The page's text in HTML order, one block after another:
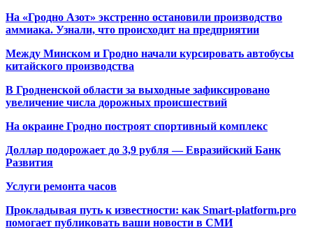
На «Гродно Азот» экстренно остановили производство
аммиака. Узнали, что происходит на предприятии
Между Минском и Гродно начали курсировать автобусы
китайского производства
В Гродненской области за выходные зафиксировано
увеличение числа дорожных происшествий
На окраине Гродно построят спортивный комплекс
Доллар подорожает до 3,9 рубля — Евразийский Банк
Развития
Услуги ремонта часов
Прокладывая путь к известности: как Smart-platform.pro
помогает публиковать ваши новости в СМИ